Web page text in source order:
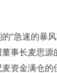
“急速的暴风
事长麦思源
资金满仓的